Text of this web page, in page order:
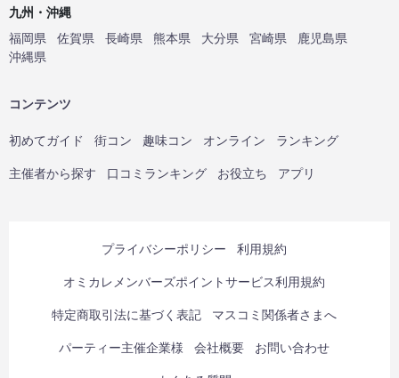
九州・沖縄
福岡県
佐賀県 長崎県 熊本県 大分県 宮崎県
鹿児島県
沖縄県
コンテンツ
初めてガイド 街コン 趣味コン オンライン ランキング
主催者から探す 口コミランキング お役立ち アプリ
プライバシーポリシー 利用規約
オミカレメンバーズポイントサービス利用規約
特定商取引法に基づく表記 マスコミ関係者さまへ
パーティー主催企業様 会社概要 お問い合わせ